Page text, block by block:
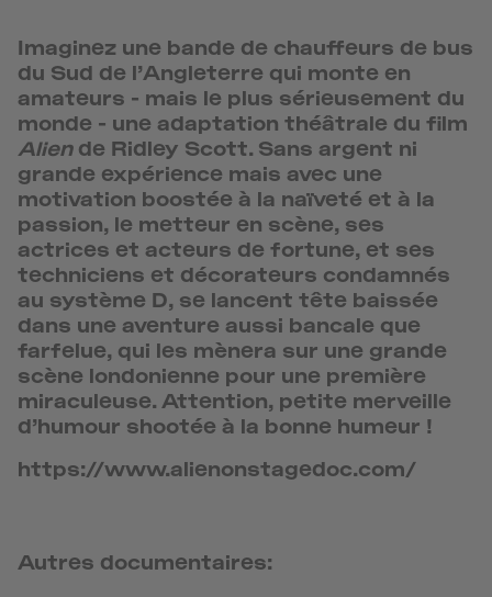
Imaginez une bande de chauffeurs de bus
du Sud de l’Angleterre qui monte en
amateurs - mais le plus sérieusement du
monde - une adaptation théâtrale du film
Alien de Ridley Scott. Sans argent ni
grande expérience mais avec une
motivation boostée à la naïveté et à la
passion, le metteur en scène, ses
actrices et acteurs de fortune, et ses
techniciens et décorateurs condamnés
au système D, se lancent tête baissée
dans une aventure aussi bancale que
farfelue, qui les mènera sur une grande
scène londonienne pour une première
miraculeuse. Attention, petite merveille
d’humour shootée à la bonne humeur !
https://www.alienonstagedoc.com/
Autres documentaires: